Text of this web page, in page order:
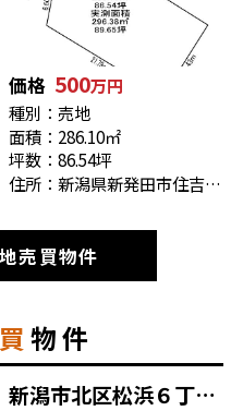
価格 500万円
種別：売地
面積：286.10㎡
坪数：86.54坪
住所：新潟県新発田市住吉町３丁目
売買物件
物件
新潟市北区松浜６丁目 売家